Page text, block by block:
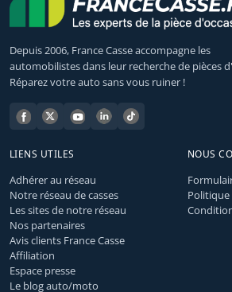
Depuis 2006, France Casse accompagne les
automobilistes dans leur recherche de pièces
Réparez votre auto sans vous ruiner !
LIENS UTILES
Adhérer au réseau
Notre réseau de casses
Les sites de notre réseau
Nos partenaires
Avis clients France Casse
Affiliation
Espace presse
Le blog auto/moto
NOUS